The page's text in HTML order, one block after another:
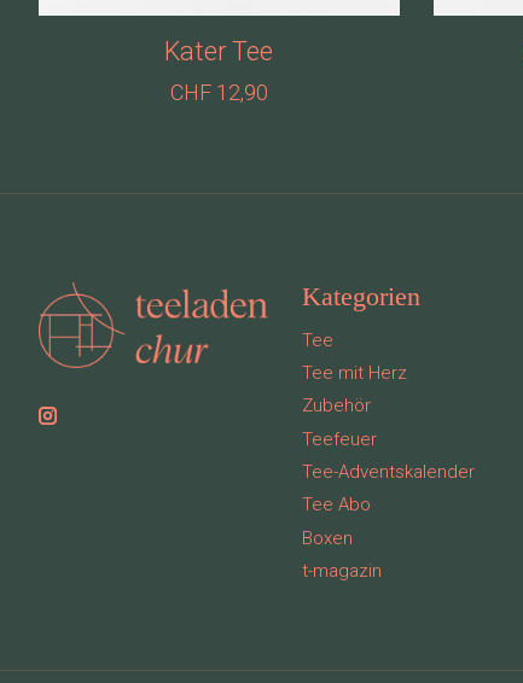
Kater Tee
CHF 12,90
Kategorien
Tee
Tee mit Herz
Zubehör
Teefeuer
Tee-Adventskalender
Tee Abo
Boxen
t-magazin